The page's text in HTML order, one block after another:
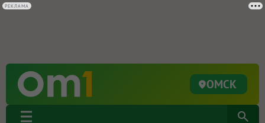
ОМСК
РЕКЛАМА